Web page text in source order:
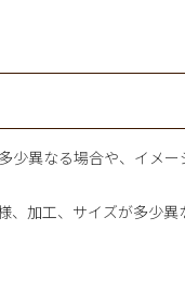
少異なる場合や、イメー
、加工、サイズが多少異